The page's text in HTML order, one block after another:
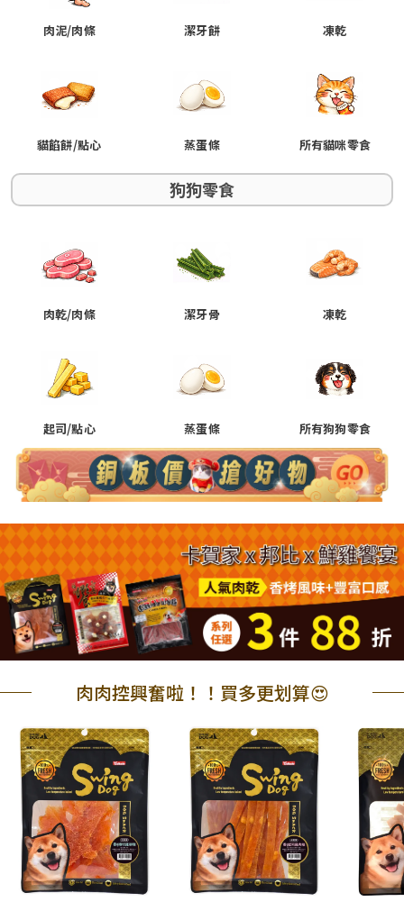
肉泥/肉條 潔牙餅 凍乾
貓餡餅/點心 蒸蛋條 所有貓咪零食
狗狗零食
肉乾/肉條 潔牙骨 凍乾
起司/點心 蒸蛋條 所有狗狗零食
肉肉控興奮啦！！買多更划算😍